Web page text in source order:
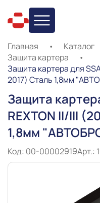
Главная • Каталог
Защита картера
•
Защита картера для
2017) Сталь 1,8мм
Защита
REXTON II/III
1,8мм
Код: 00-00002919Арт.: